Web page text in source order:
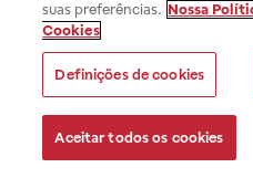
suas preferências. Nossa
Cookies
Definições de cookies
Aceitar todos os cookies